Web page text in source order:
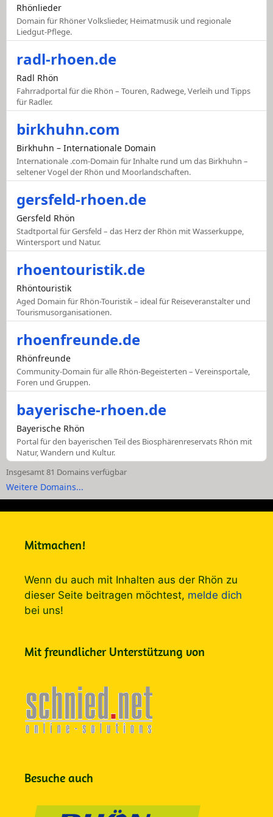
Rhönlieder
Domain für Rhöner Volkslieder, Heimatmusik und regionale
Liedgut-Pflege.
radl-rhoen.de
Radl Rhön
Fahrradportal für die Rhön – Touren, Radwege, Verleih und Tipps
für Radler.
birkhuhn.com
Birkhuhn – Internationale Domain
Internationale .com-Domain für Inhalte rund um das Birkhuhn –
seltener Vogel der Rhön und Moorlandschaften.
gersfeld-rhoen.de
Gersfeld Rhön
Stadtportal für Gersfeld – das Herz der Rhön mit Wasserkuppe,
Wintersport und Natur.
rhoentouristik.de
Rhöntouristik
Aged Domain für Rhön-Touristik – ideal für Reiseveranstalter und
Tourismusorganisationen.
rhoenfreunde.de
Rhönfreunde
Community-Domain für alle Rhön-Begeisterten – Vereinsportale,
Foren und Gruppen.
bayerische-rhoen.de
Bayerische Rhön
Portal für den bayerischen Teil des Biosphärenreservats Rhön mit
Natur, Wandern und Kultur.
Insgesamt 81 Domains verfügbar
Weitere Domains...
Mitmachen!
Wenn du auch mit Inhalten aus der Rhön zu
dieser Seite beitragen möchtest, melde dich
bei uns!
Mit freundlicher Unterstützung von
Besuche auch